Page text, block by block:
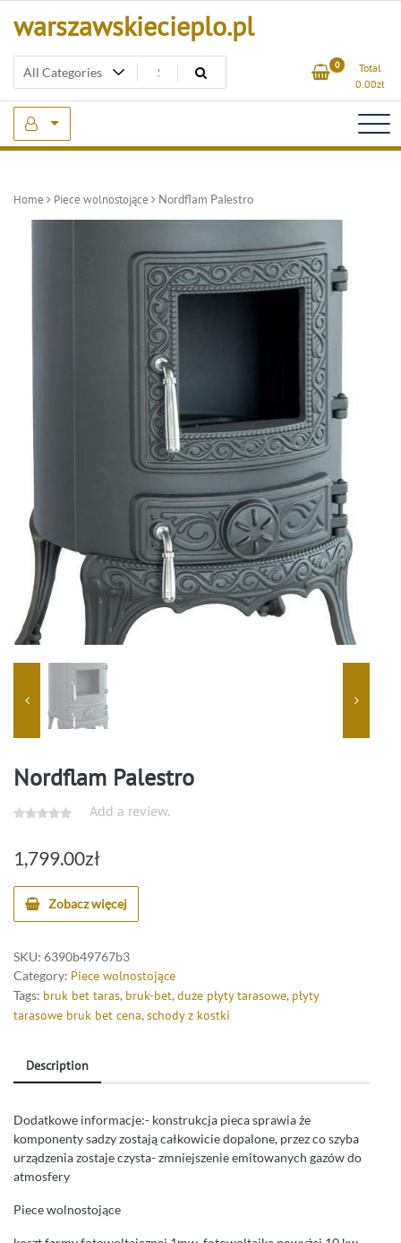
warszawskiecieplo.pl
0
Total
0.00zł
Home Piece wolnostojące Nordflam Palestro
Nordflam Palestro
Add a review.
1,799.00zł
Zobacz więcej
SKU: 6390b49767b3
Category: Piece wolnostojące
Tags: bruk bet taras, bruk-bet, duże płyty tarasowe, płyty
tarasowe bruk bet cena, schody z kostki
Description
Dodatkowe informacje:- konstrukcja pieca sprawia że
komponenty sadzy zostają całkowicie dopalone, przez co szyba
urządzenia zostaje czysta- zmniejszenie emitowanych gazów do
atmosfery
Piece wolnostojące